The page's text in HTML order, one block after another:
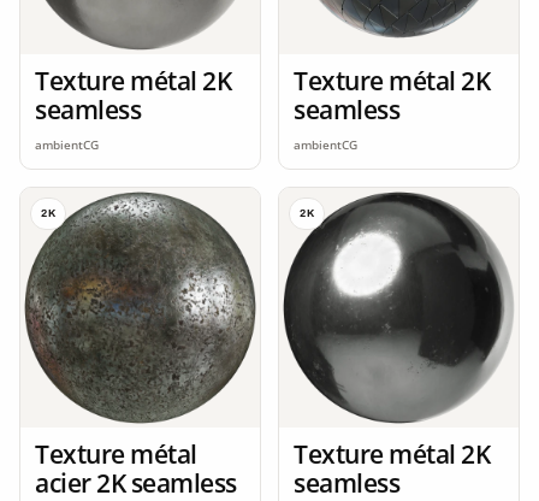
Texture métal 2K
seamless
ambientCG
Texture métal 2K
seamless
ambientCG
2K
Texture métal
acier 2K seamless
2K
Texture métal 2K
seamless